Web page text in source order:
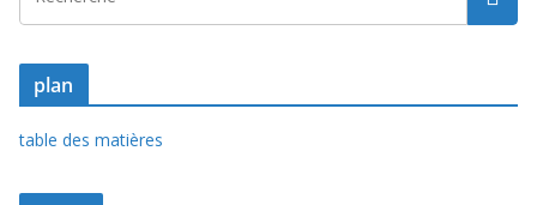
plan
table des matières